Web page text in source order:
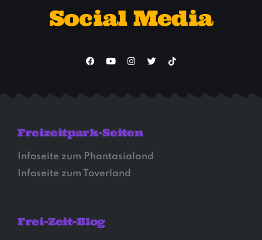
Social Media
Freizeitpark-Seiten
Infoseite zum Phantasialand
Infoseite zum Toverland
Frei-Zeit-Blog